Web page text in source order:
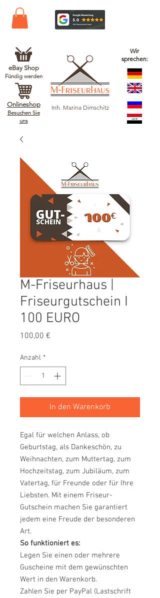
eBay Shop
Fündig werden
Onlineshop
Besuchen Sie
uns
Inh. Marina Dimschitz
Wir
sprechen:
M-Friseurhaus |
Friseurgutschein I
100 EURO
100,00 €
Anzahl *
In den Warenkorb
Egal für welchen Anlass, ob
Geburtstag, als Dankeschön, zu
Weihnachten, zum Muttertag, zum
Hochzeitstag, zum Jubiläum, zum
Vatertag, für Freunde oder für Ihre
Liebsten. Mit einem Friseur-
Gutschein machen Sie garantiert
jedem eine Freude der besonderen
Art.
So funktioniert es:
Legen Sie einen oder mehrere
Guscheine mit dem gewünschten
Wert in den Warenkorb.
Zahlen Sie per PayPal (Lastschrift